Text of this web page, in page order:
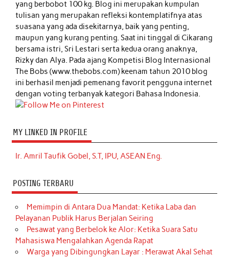
yang berbobot 100 kg. Blog ini merupakan kumpulan
tulisan yang merupakan refleksi kontemplatifnya atas
suasana yang ada disekitarnya, baik yang penting,
maupun yang kurang penting. Saat ini tinggal di Cikarang
bersama istri, Sri Lestari serta kedua orang anaknya,
Rizky dan Alya. Pada ajang Kompetisi Blog Internasional
The Bobs (www.thebobs.com) keenam tahun 2010 blog
ini berhasil menjadi pemenang favorit pengguna internet
dengan voting terbanyak kategori Bahasa Indonesia.
MY LINKED IN PROFILE
Ir. Amril Taufik Gobel, S.T, IPU, ASEAN Eng.
POSTING TERBARU
Memimpin di Antara Dua Mandat: Ketika Laba dan
Pelayanan Publik Harus Berjalan Seiring
Pesawat yang Berbelok ke Alor: Ketika Suara Satu
Mahasiswa Mengalahkan Agenda Rapat
Warga yang Dibingungkan Layar : Merawat Akal Sehat